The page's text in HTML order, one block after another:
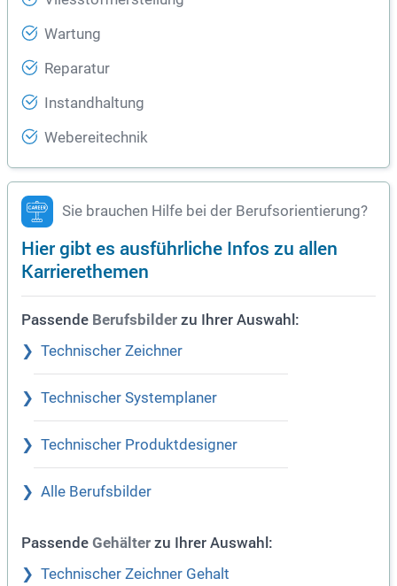
Wartung
Reparatur
Instandhaltung
Webereitechnik
Sie brauchen Hilfe bei der Berufsorientierung?
Hier gibt es ausführliche Infos zu allen
Karrierethemen
Passende Berufsbilder zu Ihrer Auswahl:
Technischer Zeichner
Technischer Systemplaner
Technischer Produktdesigner
Alle Berufsbilder
Passende Gehälter zu Ihrer Auswahl:
Technischer Zeichner Gehalt